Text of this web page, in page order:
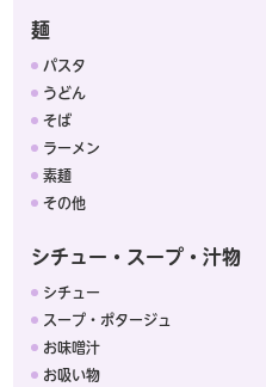
麺
パスタ
うどん
そば
ラーメン
素麺
その他
シチュー・スープ・汁物
シチュー
スープ・ポタージュ
お味噌汁
お吸い物